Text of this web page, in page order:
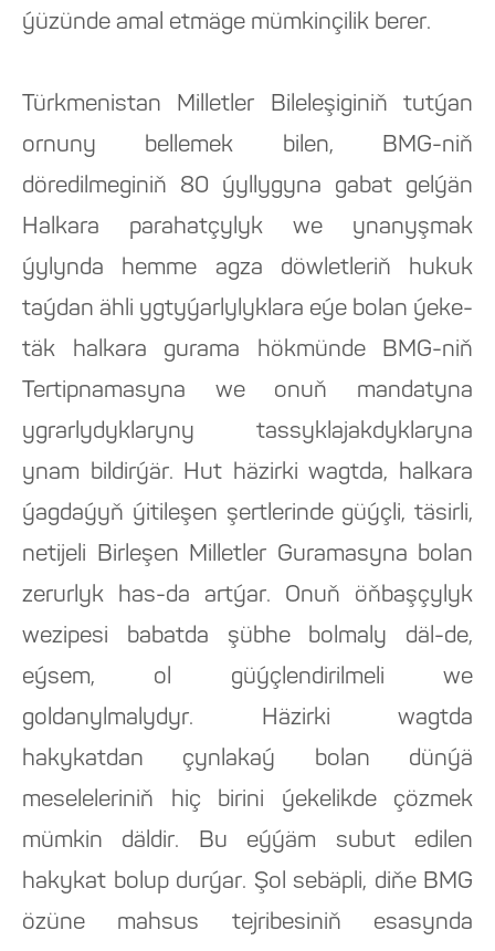
ýüzünde amal etmäge mümkinçilik berer.
Türkmenistan Milletler Bileleşiginiň tutýan
ornuny bellemek bilen, BMG-niň
döredilmeginiň 80 ýyllygyna gabat gelýän
Halkara parahatçylyk we ynanyşmak
ýylynda hemme agza döwletleriň hukuk
taýdan ähli ygtyýarlylyklara eýe bolan ýeke-
täk halkara gurama hökmünde BMG-niň
Tertipnamasyna we onuň mandatyna
ygrarlydyklaryny tassyklajakdyklaryna
ynam bildirýär. Hut häzirki wagtda, halkara
ýagdaýyň ýitileşen şertlerinde güýçli, täsirli,
netijeli Birleşen Milletler Guramasyna bolan
zerurlyk has-da artýar. Onuň öňbaşçylyk
wezipesi babatda şübhe bolmaly däl-de,
eýsem, ol güýçlendirilmeli we
goldanylmalydyr. Häzirki wagtda
hakykatdan çynlakaý bolan dünýä
meseleleriniň hiç birini ýekelikde çözmek
mümkin däldir. Bu eýýäm subut edilen
hakykat bolup durýar. Şol sebäpli, diňe BMG
özüne mahsus tejribesiniň esasynda